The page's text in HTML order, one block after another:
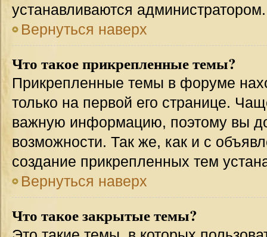
устанавливаются администратором.
Вернуться наверх
Что такое прикрепленные темы?
Прикрепленные темы в форуме
только на первой его странице.
важную информацию, поэтому вы
возможности. Так же, как и с
создание прикрепленных тем
Вернуться наверх
Что такое закрытые темы?